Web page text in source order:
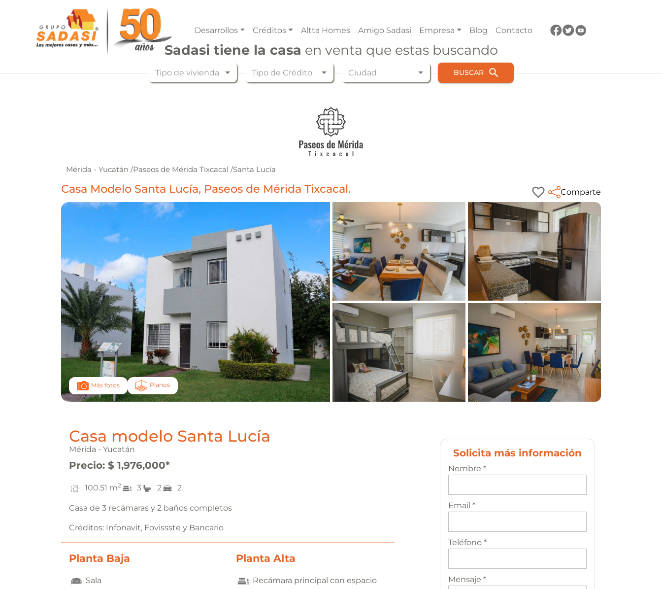
Desarrollos Créditos Altta Homes Amigo Sadasi Empresa Blog Contacto
Sadasi tiene la casa en venta que estas buscando
Tipo de vivienda Tipo de Crédito Ciudad BUSCAR
Mérida - Yucatán /Paseos de Mérida Tixcacal /Santa Lucía
Casa Modelo Santa Lucía, Paseos de Mérida Tixcacal. Comparte
Más fotos Planos
Casa modelo Santa Lucía
Mérida - Yucatán
Precio: $ 1,976,000*
100.51 m2 3 2 2
Casa de 3 recámaras y 2 baños completos
Créditos: Infonavit, Fovissste y Bancario
Planta Baja
Sala
Planta Alta
Recámara principal con espacio
Solicita más información
Nombre *
Email *
Teléfono *
Mensaje *